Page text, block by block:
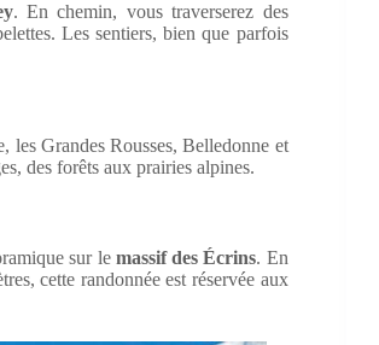
. En chemin, vous traverserez des
Les sentiers, bien que parfois
les Grandes Rousses, Belledonne et
des forêts aux prairies alpines.
sur le massif des Écrins. En
cette randonnée est réservée aux